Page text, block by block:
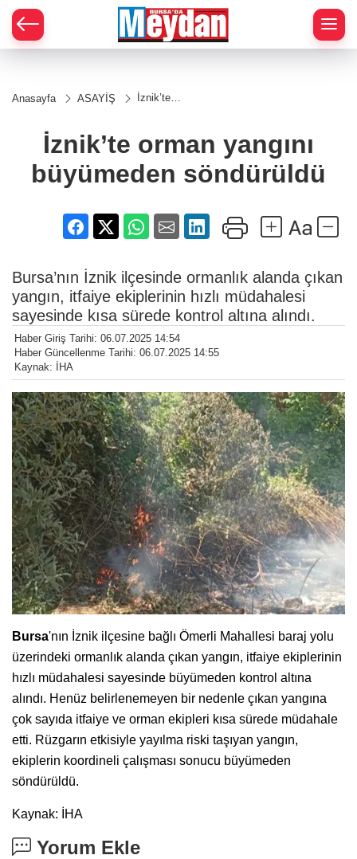
Anasayfa ASAYİŞ
İznik’te
söndürüldü
İznik’te orman yangını
büyümeden söndürüldü
Bursa’nın İznik ilçesinde ormanlık alanda çıkan
yangın, itfaiye ekiplerinin hızlı müdahalesi
sayesinde kısa sürede kontrol altına alındı.
Haber Giriş Tarihi: 06.07.2025 14:54
Haber Güncellenme Tarihi: 06.07.2025 14:55
Kaynak: İHA
Bursa'nın İznik ilçesine bağlı Ömerli Mahallesi baraj yolu
üzerindeki ormanlık alanda çıkan yangın, itfaiye ekiplerinin
hızlı müdahalesi sayesinde büyümeden kontrol altına
alındı. Henüz belirlenemeyen bir nedenle çıkan yangına
çok sayıda itfaiye ve orman ekipleri kısa sürede müdahale
etti. Rüzgarın etkisiyle yayılma riski taşıyan yangın,
ekiplerin koordineli çalışması sonucu büyümeden
söndürüldü.
Kaynak: İHA
Yorum Ekle